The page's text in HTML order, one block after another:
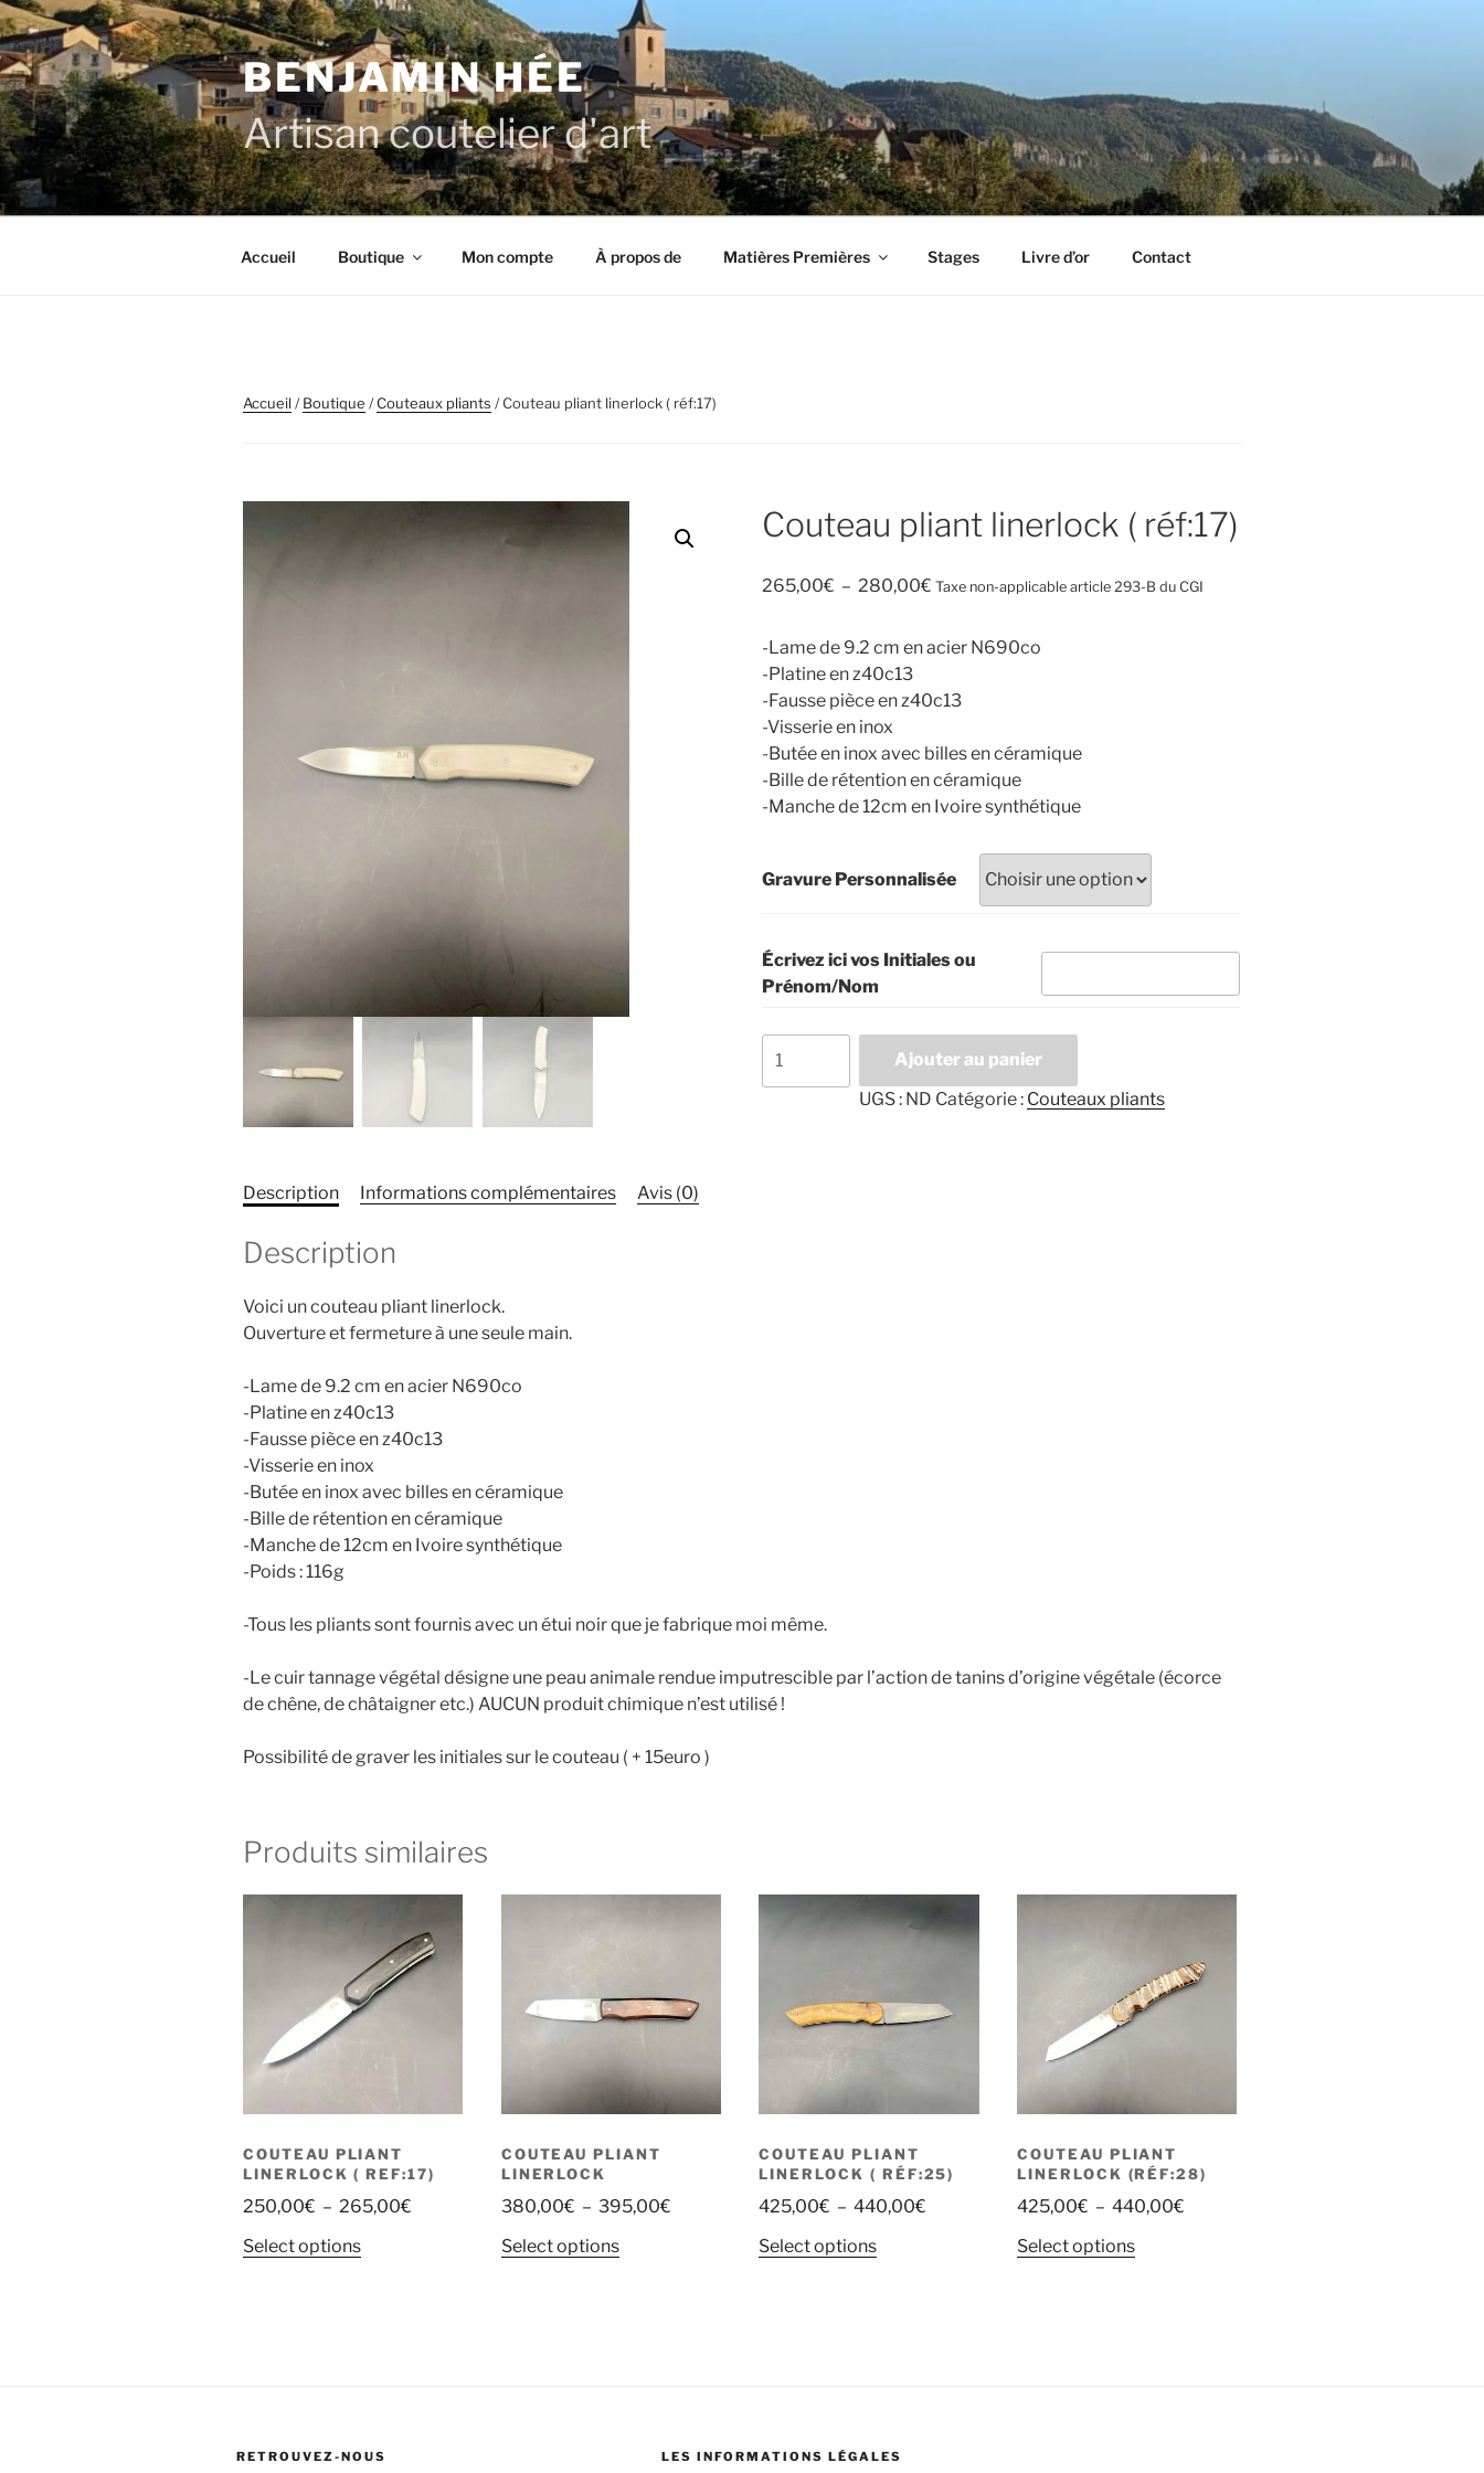
BENJAMIN HÉE
Artisan coutelier d'art
Accueil Boutique Mon compte À propos de Matières Premières Stages Livre d’or Contact
Accueil/Boutique /Couteaux pliants / Couteau pliant linerlock ( réf:17)
Couteau pliant linerlock ( réf:17)
265,00€ – 280,00€ Taxe non-applicable article 293-B du CGI
-Lame de 9.2 cm en acier N690co
-Platine en z40c13
-Fausse pièce en z40c13
-Visserie en inox
-Butée en inox avec billes en céramique
-Bille de rétention en céramique
-Manche de 12cm en Ivoire synthétique
Gravure Personnalisée
Écrivez ici vos Initiales ou
Prénom/Nom
Ajouter au panier
UGS : ND Catégorie : Couteaux pliants
Description Informations complémentaires Avis (0)
Description
Voici un couteau pliant linerlock.
Ouverture et fermeture à une seule main.
-Lame de 9.2 cm en acier N690co
-Platine en z40c13
-Fausse pièce en z40c13
-Visserie en inox
-Butée en inox avec billes en céramique
-Bille de rétention en céramique
-Manche de 12cm en Ivoire synthétique
-Poids : 116g
-Tous les pliants sont fournis avec un étui noir que je fabrique moi même.
-Le cuir tannage végétal désigne une peau animale rendue imputrescible par l’action de tanins d’origine végétale (écorce
de chêne, de châtaigner etc.) AUCUN produit chimique n’est utilisé !
Possibilité de graver les initiales sur le couteau ( + 15euro )
Produits similaires
COUTEAU PLIANT
LINERLOCK ( REF:17)
250,00€ – 265,00€
Select options
COUTEAU PLIANT
LINERLOCK
380,00€ – 395,00€
Select options
COUTEAU PLIANT
LINERLOCK ( RÉF:25)
425,00€ – 440,00€
Select options
COUTEAU PLIANT
LINERLOCK (RÉF:28)
425,00€ – 440,00€
Select options
RETROUVEZ-NOUS LES INFORMATIONS LÉGALES